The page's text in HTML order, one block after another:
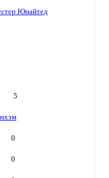
Юнайтед
5
0
0